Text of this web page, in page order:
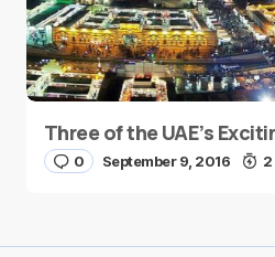
Three of the UAE’s
0 September 9, 2016 2